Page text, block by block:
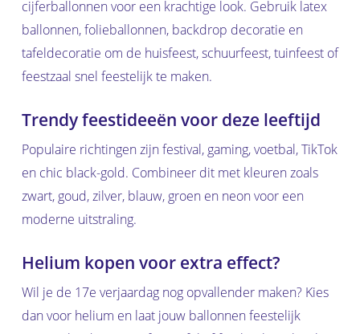
cijferballonnen voor een krachtige look. Gebruik latex
ballonnen, folieballonnen, backdrop decoratie en
tafeldecoratie om de huisfeest, schuurfeest, tuinfeest of
feestzaal snel feestelijk te maken.
Trendy feestideeën voor deze leeftijd
Populaire richtingen zijn festival, gaming, voetbal, TikTok
en chic black-gold. Combineer dit met kleuren zoals
zwart, goud, zilver, blauw, groen en neon voor een
moderne uitstraling.
Helium kopen voor extra effect?
Wil je de 17e verjaardag nog opvallender maken? Kies
dan voor helium en laat jouw ballonnen feestelijk